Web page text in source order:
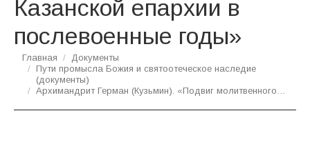
Казанской епархии в
послевоенные годы»
Вы здесь:
Главная
Документы
Пути промысла Божия и святоотеческое наследие
(документы)
Архимандрит Герман (Кузьмин). «Подвиг молитвенного…